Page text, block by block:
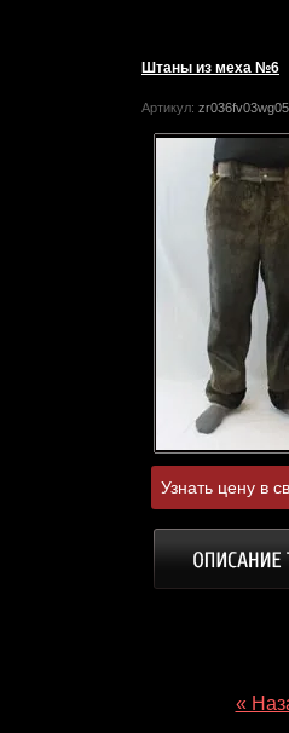
Штаны из меха №6
Артикул:
Узнать цену в
«